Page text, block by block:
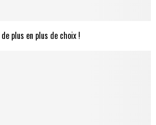
plus en plus de choix !